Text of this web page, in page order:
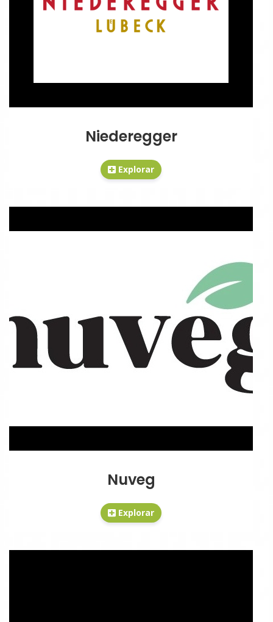
Niederegger
Explorar
Nuveg
Explorar